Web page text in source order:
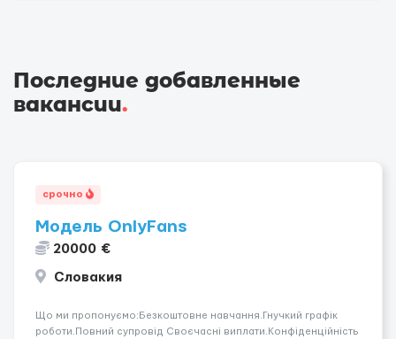
Последние добавленные
вакансии.
срочно
Модель OnlyFans
20000 €
Словакия
Що ми пропонуємо:Безкоштовне навчання.Гнучкий графік
роботи.Повний супровід Своєчасні виплати.Конфіденційність